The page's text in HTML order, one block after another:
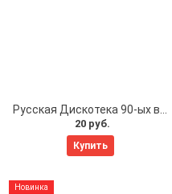
20 руб.
Купить
Новинка